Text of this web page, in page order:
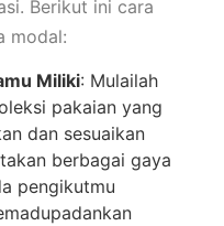
Berikut ini cara
modal:
Miliki: Mulailah
pakaian yang
dan sesuaikan
berbagai gaya
pengikutmu